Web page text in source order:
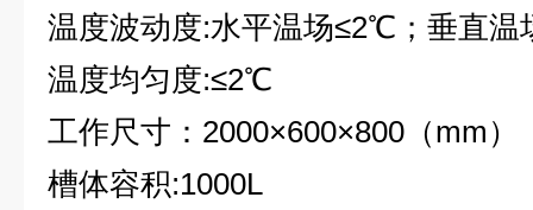
温度波动度:水平温场≤2℃；垂直
温度均匀度:≤2℃
工作尺寸：2000×600×800（mm）
槽体容积:1000L